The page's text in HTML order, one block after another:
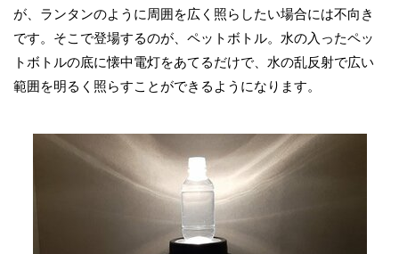
が、ランタンのように周囲を広く照らしたい場合には不向き
です。そこで登場するのが、ペットボトル。水の入ったペッ
トボトルの底に懐中電灯をあてるだけで、水の乱反射で広い
範囲を明るく照らすことができるようになります。